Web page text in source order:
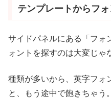
テンプレートからフ
サイドパネルにある「フォ
ォントを探すのは大変じゃ
種類が多いから、英字フォ
と、もう途中で飽きちゃう。